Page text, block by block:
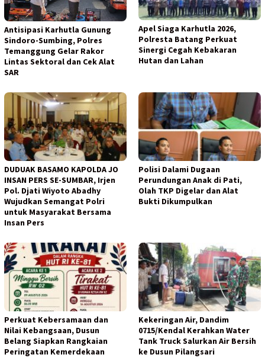
Antisipasi Karhutla Gunung
Sindoro-Sumbing, Polres
Temanggung Gelar Rakor
Lintas Sektoral dan Cek Alat
SAR
Apel Siaga Karhutla 2026,
Polresta Batang Perkuat
Sinergi Cegah Kebakaran
Hutan dan Lahan
DUDUAK BASAMO KAPOLDA JO
INSAN PERS SE-SUMBAR, Irjen
Pol. Djati Wiyoto Abadhy
Wujudkan Semangat Polri
untuk Masyarakat Bersama
Insan Pers
Polisi Dalami Dugaan
Perundungan Anak di Pati,
Olah TKP Digelar dan Alat
Bukti Dikumpulkan
Perkuat Kebersamaan dan
Nilai Kebangsaan, Dusun
Belang Siapkan Rangkaian
Peringatan Kemerdekaan
Kekeringan Air, Dandim
0715/Kendal Kerahkan Water
Tank Truck Salurkan Air Bersih
ke Dusun Pilangsari